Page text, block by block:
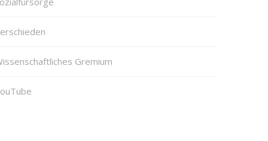
Gremium